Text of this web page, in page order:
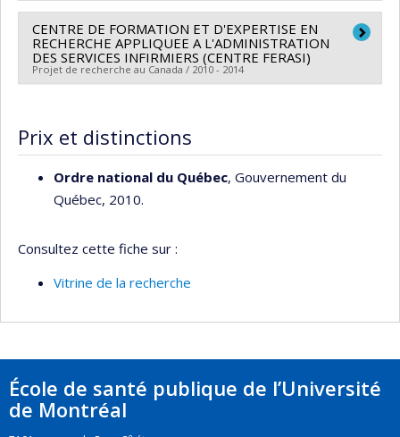
CENTRE DE FORMATION ET D'EXPERTISE EN
RECHERCHE APPLIQUEE A L'ADMINISTRATION
DES SERVICES INFIRMIERS (CENTRE FERASI)
Projet de recherche au Canada / 2010 - 2014
Co-chercheurs : Jean-Louis Denis
Laurette Dubé,Susan Elizabeth French,Clémence
Dallaire
Sources de financement :
Programmes de subvention :
Prix et distinctions
Ordre national du Québec, Gouvernement du
Québec, 2010.
Consultez cette fiche sur :
Vitrine de la recherche
École de santé publique de l’Université
de Montréal